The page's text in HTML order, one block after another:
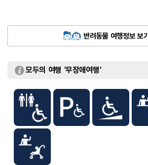
[일반]
10,000원
30,000원
[무료]
입장료
[종일권 (1일권)]
- 일반 52,000원
- 청소년 46,000원
- 어린이 43,000원
반려동물 여행정보 보기
모두의 여행 '무장애여행'